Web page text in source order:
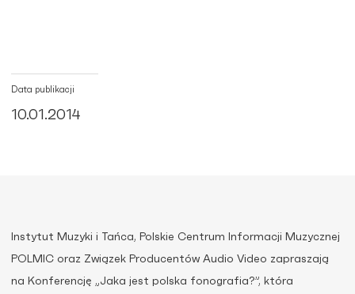
Data publikacji
10.01.2014
Instytut Muzyki i Tańca, Polskie Centrum Informacji Muzycznej
POLMIC oraz Związek Producentów Audio Video zapraszają
na Konferencję „Jaka jest polska fonografia?”, która